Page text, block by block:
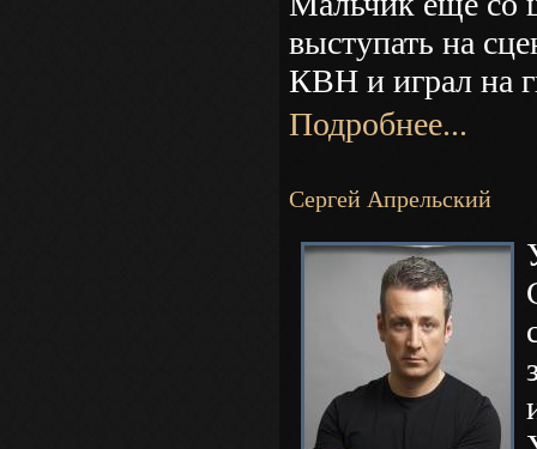
выступать на
КВН и играл на
Подробнее...
Сергей Апрельский